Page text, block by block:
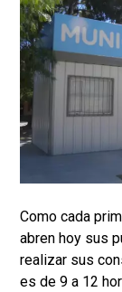
Como cada
abren hoy sus
realizar sus
es de 9 a 12